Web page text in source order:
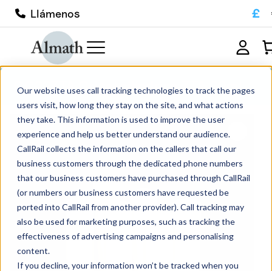
Our website uses call tracking technologies to track the pages
users visit, how long they stay on the site, and what actions
they take. This information is used to improve the user
experience and help us better understand our audience.
CallRail collects the information on the callers that call our
business customers through the dedicated phone numbers
that our business customers have purchased through CallRail
(or numbers our business customers have requested be
ported into CallRail from another provider). Call tracking may
also be used for marketing purposes, such as tracking the
effectiveness of advertising campaigns and personalising
content.
If you decline, your information won’t be tracked when you
Llámenos £
CC22ZTA Crisol cilíndrico ZTA 20ml